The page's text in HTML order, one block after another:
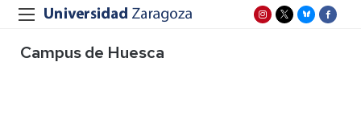
Campus de Huesca